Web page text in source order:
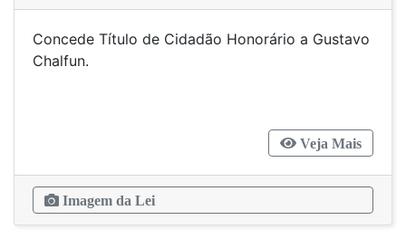
Concede Título de Cidadão Honorário a Gustavo
Chalfun.
Veja Mais
Imagem da Lei